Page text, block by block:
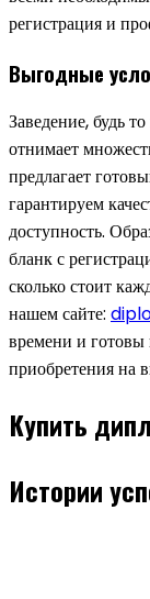
регистрация и
Выгодные
Заведение, будь
отнимает
предлагает
гарантируем
доступность.
бланк с
сколько стоит
нашем сайте:
времени и
приобретения на
Купить
Истории